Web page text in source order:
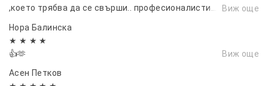
,което трябва да се свърши.. професионалисти...
радвам че ви има..10/10...
Виж още
Нора Балинска
★ ★ ★ ★
👍🫶
Виж още
Асен Петков